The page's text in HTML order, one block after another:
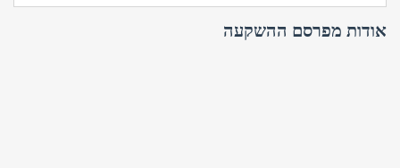
אודות מפרסם ההשקעה